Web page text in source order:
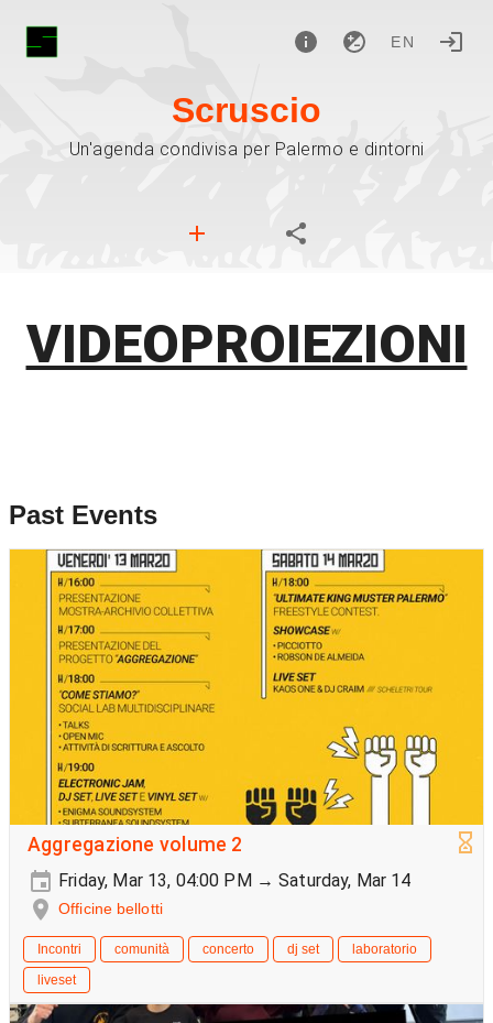
EN
Scruscio
Un'agenda condivisa per Palermo e dintorni
VIDEOPROIEZIONI
Past Events
Aggregazione volume 2
Friday, Mar 13, 04:00 PM → Saturday, Mar 14
Officine bellotti
Incontri comunità concerto dj set
laboratorio
liveset